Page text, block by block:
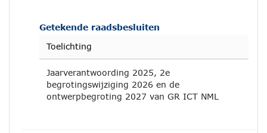
Getekende raadsbesluiten
Toelichting
Jaarverantwoording 2025, 2e
begrotingswijziging 2026 en de
ontwerpbegroting 2027 van GR ICT NML